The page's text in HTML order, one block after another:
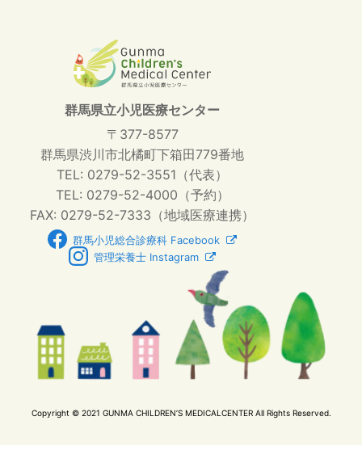
群馬県立小児医療センター
〒377-8577
群馬県渋川市北橘町下箱田779番地
TEL: 0279-52-3551（代表）
TEL: 0279-52-4000（予約）
FAX: 0279-52-7333（地域医療連携）
群馬小児総合診療科 Facebook
管理栄養士 Instagram
Copyright © 2021 GUNMA CHILDREN’S MEDICALCENTER All Rights Reserved.